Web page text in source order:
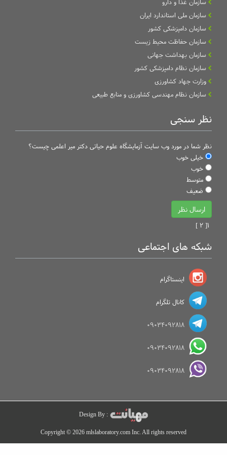
سازمان ملی استاندارد ایران
سازمان دامپزشکی کشور
سازمان حفاظت محیط زیست
سازمان بهداشت جهانی
سازمان نظام دامپزشکی کشور
وزارت جهاد کشاورزی
سازمان نظام مهندسی کشاورزی و منابع طبیعی
نظر سنجی
نظر شما در مورد وب سایت آزمایشگاه علوم حیاتی دکتر میر اعلمی چیست؟
خیلی خوب
خوب
متوسط
ضعیف
1
[ 2 ]
شبکه های اجتماعی
اینستاگرام
کانال تلگرام
Design By :
Copyright © 2026 mlslaboratory.com Inc. All rights reserved